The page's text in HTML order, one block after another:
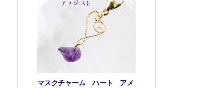
マスクチャーム ハート アメ